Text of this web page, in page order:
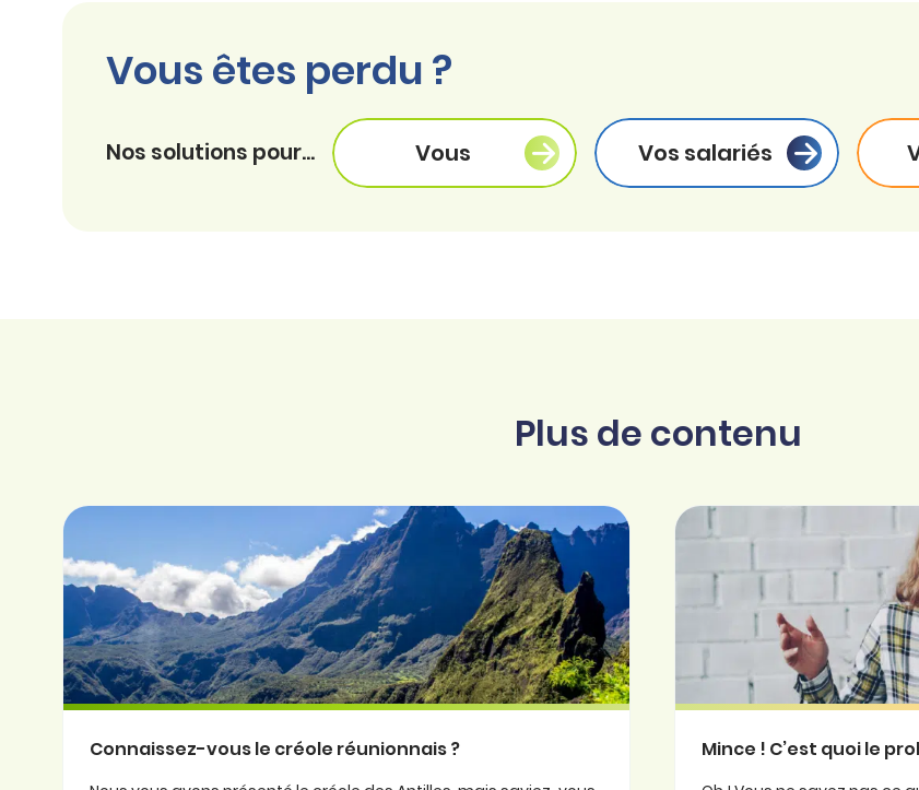
Vous êtes perdu ?
Nos solutions pour... Vous Vos salariés
Plus de contenu
Connaissez-vous le créole réunionnais ? Mince ! C’est quoi le